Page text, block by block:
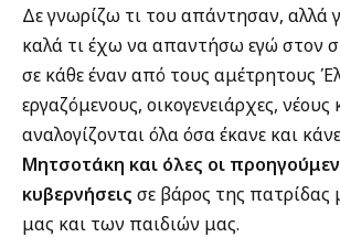
Δε γνωρίζω τι του απάντησαν, αλλά
καλά τι έχω να απαντήσω εγώ στον
σε κάθε έναν από τους αμέτρητους
εργαζόμενους, οικογενειάρχες, νέους
αναλογίζονται όλα όσα έκανε και
Μητσοτάκη και όλες οι
κυβερνήσεις σε βάρος της πατρίδας
μας και των παιδιών μας.